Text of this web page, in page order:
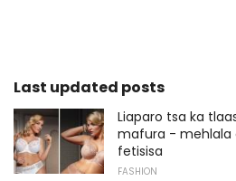
Last updated posts
Liaparo tsa ka
mafura - mehlala
fetisisa
FASHION